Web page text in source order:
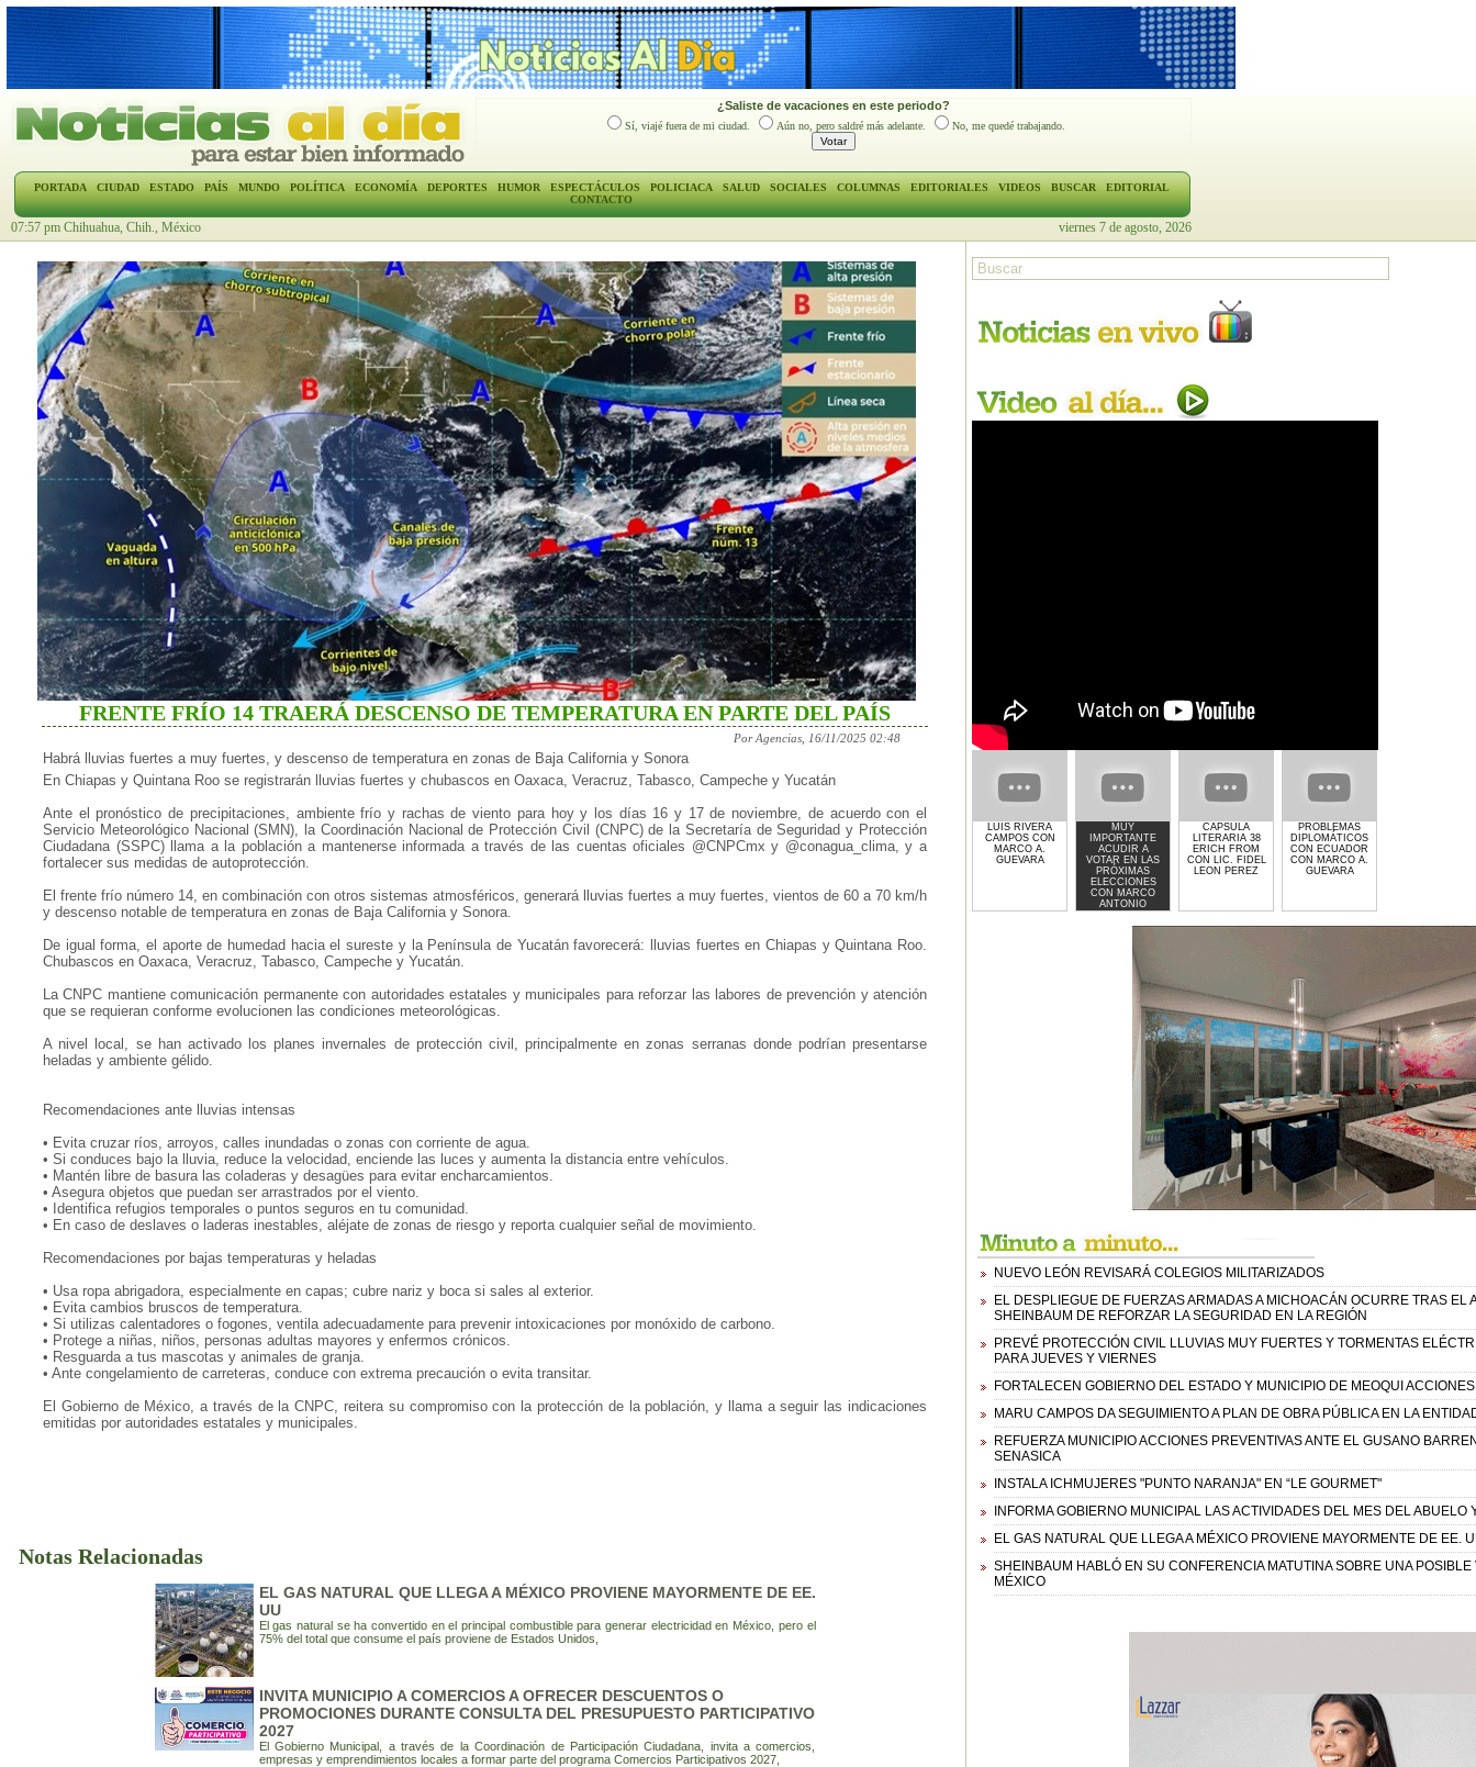
¿Saliste de vacaciones en este periodo?
Sí, viajé fuera de mi ciudad. Aún no, pero saldré más adelante. No, me quedé trabajando.
PORTADA CIUDAD ESTADO PAÍS MUNDO POLÍTICA ECONOMÍA DEPORTES HUMOR ESPECTÁCULOS POLICIACA SALUD SOCIALES COLUMNAS EDITORIALES VIDEOS BUSCAR
EDITORIAL
CONTACTO
07:57 pm Chihuahua, Chih., México viernes 7 de agosto, 2026
FRENTE FRÍO 14 TRAERÁ DESCENSO DE TEMPERATURA EN PARTE DEL PAÍS
Por Agencias, 16/11/2025 02:48
Habrá lluvias fuertes a muy fuertes, y descenso de temperatura en zonas de Baja California y Sonora
En Chiapas y Quintana Roo se registrarán lluvias fuertes y chubascos en Oaxaca, Veracruz, Tabasco, Campeche y Yucatán
Ante el pronóstico de precipitaciones, ambiente frío y rachas de viento para hoy y los días 16 y 17 de noviembre, de acuerdo con el
Servicio Meteorológico Nacional (SMN), la Coordinación Nacional de Protección Civil (CNPC) de la Secretaría de Seguridad y Protección
Ciudadana (SSPC) llama a la población a mantenerse informada a través de las cuentas oficiales @CNPCmx y @conagua_clima, y a
fortalecer sus medidas de autoprotección.
El frente frío número 14, en combinación con otros sistemas atmosféricos, generará lluvias fuertes a muy fuertes, vientos de 60 a 70 km/h
y descenso notable de temperatura en zonas de Baja California y Sonora.
De igual forma, el aporte de humedad hacia el sureste y la Península de Yucatán favorecerá: lluvias fuertes en Chiapas y Quintana Roo.
Chubascos en Oaxaca, Veracruz, Tabasco, Campeche y Yucatán.
La CNPC mantiene comunicación permanente con autoridades estatales y municipales para reforzar las labores de prevención y atención
que se requieran conforme evolucionen las condiciones meteorológicas.
A nivel local, se han activado los planes invernales de protección civil, principalmente en zonas serranas donde podrían presentarse
heladas y ambiente gélido.
Recomendaciones ante lluvias intensas
• Evita cruzar ríos, arroyos, calles inundadas o zonas con corriente de agua.
• Si conduces bajo la lluvia, reduce la velocidad, enciende las luces y aumenta la distancia entre vehículos.
• Mantén libre de basura las coladeras y desagües para evitar encharcamientos.
• Asegura objetos que puedan ser arrastrados por el viento.
• Identifica refugios temporales o puntos seguros en tu comunidad.
• En caso de deslaves o laderas inestables, aléjate de zonas de riesgo y reporta cualquier señal de movimiento.
Recomendaciones por bajas temperaturas y heladas
• Usa ropa abrigadora, especialmente en capas; cubre nariz y boca si sales al exterior.
• Evita cambios bruscos de temperatura.
• Si utilizas calentadores o fogones, ventila adecuadamente para prevenir intoxicaciones por monóxido de carbono.
• Protege a niñas, niños, personas adultas mayores y enfermos crónicos.
• Resguarda a tus mascotas y animales de granja.
• Ante congelamiento de carreteras, conduce con extrema precaución o evita transitar.
El Gobierno de México, a través de la CNPC, reitera su compromiso con la protección de la población, y llama a seguir las indicaciones
emitidas por autoridades estatales y municipales.
Notas Relacionadas
EL GAS NATURAL QUE LLEGA A MÉXICO PROVIENE MAYORMENTE DE EE.
UU
El gas natural se ha convertido en el principal combustible para generar electricidad en México, pero el
75% del total que consume el país proviene de Estados Unidos,
INVITA MUNICIPIO A COMERCIOS A OFRECER DESCUENTOS O
PROMOCIONES DURANTE CONSULTA DEL PRESUPUESTO PARTICIPATIVO
2027
El Gobierno Municipal, a través de la Coordinación de Participación Ciudadana, invita a comercios,
empresas y emprendimientos locales a formar parte del programa Comercios Participativos 2027,
LUIS RIVERA
CAMPOS CON
MARCO A.
GUEVARA
MUY
IMPORTANTE
ACUDIR A
VOTAR EN LAS
PRÓXIMAS
ELECCIONES
CON MARCO
ANTONIO
GUEVARA
CAPSULA
LITERARIA 38
ERICH FROM
CON LIC. FIDEL
LEON PEREZ
PROBLEMAS
DIPLOMÁTICOS
CON ECUADOR
CON MARCO A.
GUEVARA
NUEVO LEÓN REVISARÁ COLEGIOS MILITARIZADOS
EL DESPLIEGUE DE FUERZAS ARMADAS A MICHOACÁN OCURRE TRAS EL
SHEINBAUM DE REFORZAR LA SEGURIDAD EN LA REGIÓN
PREVÉ PROTECCIÓN CIVIL LLUVIAS MUY FUERTES Y TORMENTAS
PARA JUEVES Y VIERNES
FORTALECEN GOBIERNO DEL ESTADO Y MUNICIPIO DE MEOQUI
MARU CAMPOS DA SEGUIMIENTO A PLAN DE OBRA PÚBLICA EN LA
REFUERZA MUNICIPIO ACCIONES PREVENTIVAS ANTE EL GUSANO
SENASICA
INSTALA ICHMUJERES "PUNTO NARANJA" EN “LE GOURMET"
INFORMA GOBIERNO MUNICIPAL LAS ACTIVIDADES DEL MES DEL
EL GAS NATURAL QUE LLEGA A MÉXICO PROVIENE MAYORMENTE DE EE.
SHEINBAUM HABLÓ EN SU CONFERENCIA MATUTINA SOBRE UNA POSIBLE
MÉXICO